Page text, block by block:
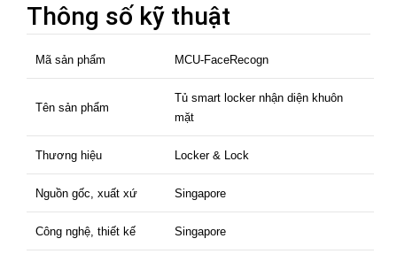
Thông số kỹ thuật
Mã sản phẩm MCU-FaceRecogn
Tên sản phẩm
Tủ smart locker nhận diện khuôn
mặt
Thương hiệu Locker & Lock
Nguồn gốc, xuất xứ Singapore
Công nghệ, thiết kế Singapore